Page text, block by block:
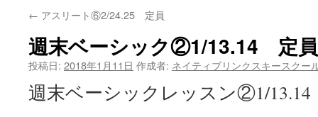
← アスリート⑥2/24.25 定員
週末ベーシック②1/13.14 定員
投稿日: 2018年1月11日 作成者: ネイティブリンクスキースクー
週末ベーシックレッスン②1/13.14